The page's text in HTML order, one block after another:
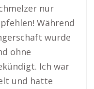
nur
Während
wurde
ohne
Ich war
und hatte